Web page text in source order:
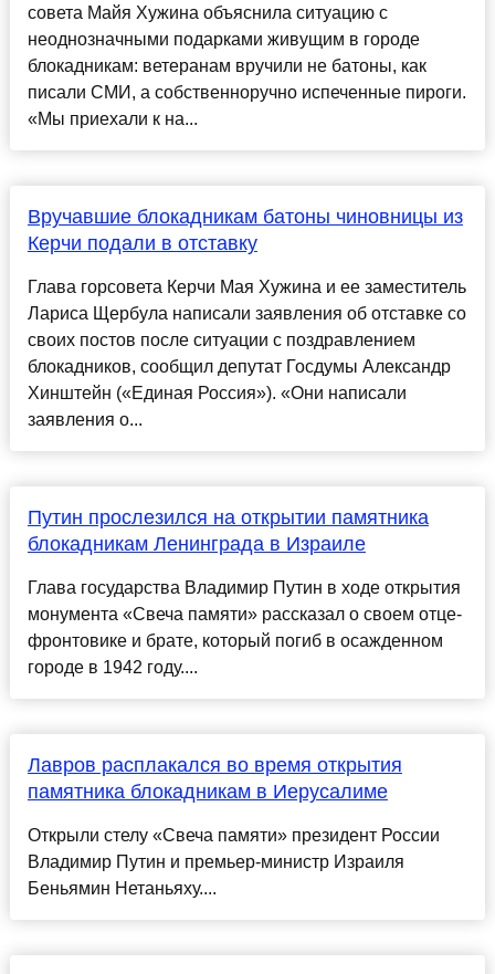
совета Майя Хужина объяснила ситуацию с
неоднозначными подарками живущим в городе
блокадникам: ветеранам вручили не батоны, как
писали СМИ, а собственноручно испеченные пироги.
«Мы приехали к на...
Вручавшие блокадникам батоны чиновницы из
Керчи подали в отставку
Глава горсовета Керчи Мая Хужина и ее заместитель
Лариса Щербула написали заявления об отставке со
своих постов после ситуации с поздравлением
блокадников, сообщил депутат Госдумы Александр
Хинштейн («Единая Россия»). «Они написали
заявления о...
Путин прослезился на открытии памятника
блокадникам Ленинграда в Израиле
Глава государства Владимир Путин в ходе открытия
монумента «Свеча памяти» рассказал о своем отце-
фронтовике и брате, который погиб в осажденном
городе в 1942 году....
Лавров расплакался во время открытия
памятника блокадникам в Иерусалиме
Открыли стелу «Свеча памяти» президент России
Владимир Путин и премьер-министр Израиля
Беньямин Нетаньяху....